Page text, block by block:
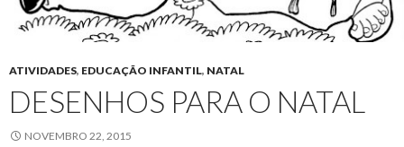
ATIVIDADES, EDUCAÇÃO INFANTIL, NATAL
DESENHOS PARA O NATAL
NOVEMBRO 22, 2015